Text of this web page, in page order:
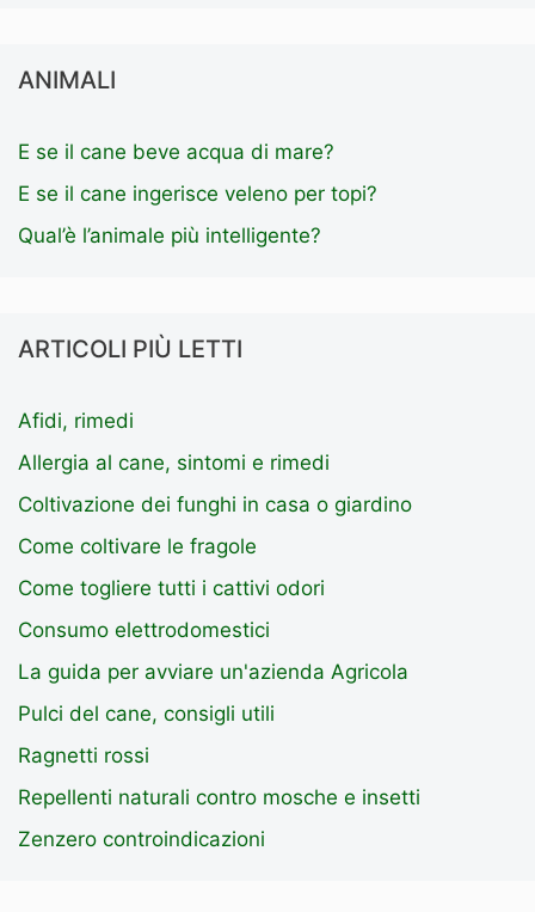
ANIMALI
E se il cane beve acqua di mare?
E se il cane ingerisce veleno per topi?
Qual’è l’animale più intelligente?
ARTICOLI PIÙ LETTI
Afidi, rimedi
Allergia al cane, sintomi e rimedi
Coltivazione dei funghi in casa o giardino
Come coltivare le fragole
Come togliere tutti i cattivi odori
Consumo elettrodomestici
La guida per avviare un'azienda Agricola
Pulci del cane, consigli utili
Ragnetti rossi
Repellenti naturali contro mosche e insetti
Zenzero controindicazioni